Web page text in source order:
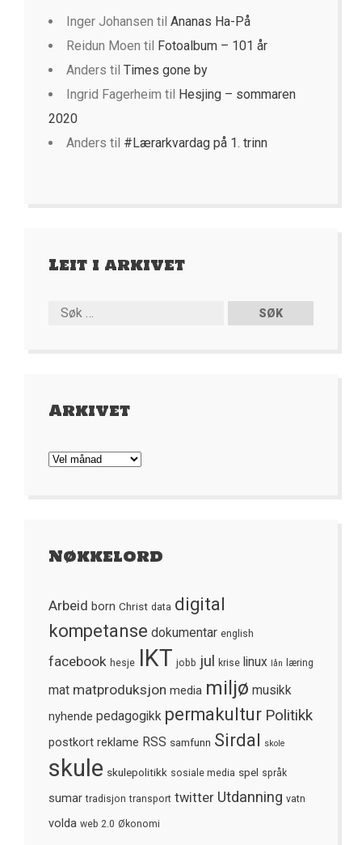
Inger Johansen til Ananas Ha-På
Reidun Moen til Fotoalbum – 101 år
Anders til Times gone by
Ingrid Fagerheim til Hesjing – sommaren
2020
Anders til #Lærarkvardag på 1. trinn
Leit i arkivet
Arkivet
Arkivet
Nøkkelord
Arbeid born Christ data digital
kompetanse dokumentar english
facebook hesje IKT jobb jul krise linux lån læring
mat matproduksjon media miljø musikk
nyhende pedagogikk permakultur Politikk
postkort reklame RSS samfunn Sirdal skole
skule skulepolitikk sosiale media spel språk
sumar tradisjon transport twitter Utdanning vatn
volda web 2.0 Økonomi